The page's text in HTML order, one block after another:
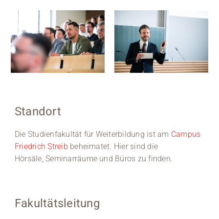
Standort
Die Studienfakultät für Weiterbildung ist am Campus
Friedrich Streib beheimatet. Hier sind die
Hörsäle, Seminarräume und Büros zu finden.
Fakultätsleitung